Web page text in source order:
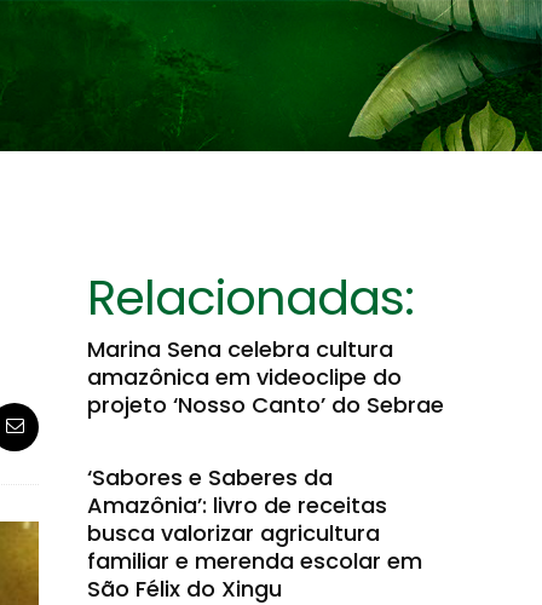
Relacionadas:
Marina Sena celebra cultura
amazônica em videoclipe do
projeto ‘Nosso Canto’ do Sebrae
‘Sabores e Saberes da
Amazônia’: livro de receitas
busca valorizar agricultura
familiar e merenda escolar em
São Félix do Xingu